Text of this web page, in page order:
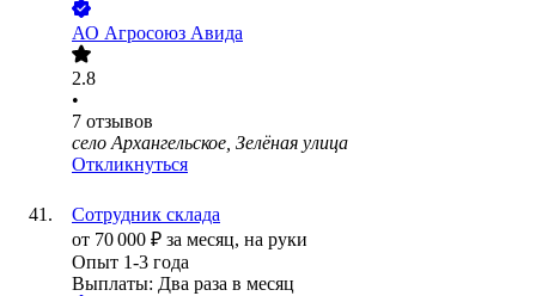
АО Агросоюз Авида
2.8
•
7 отзывов
село Архангельское, Зелёная улица
Откликнуться
Сотрудник склада
от 70 000 ₽ за месяц, на руки
Опыт 1-3 года
Выплаты: Два раза в месяц